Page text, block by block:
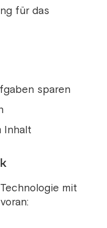
für das
sparen
Inhalt
mit